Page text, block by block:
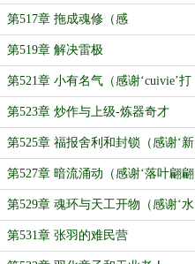
斤的膨胀王’打赏盟主）
第517章 拖成魂修（感
谢‘Geineer’打赏盟主）
第519章 解决雷极
第521章 小有名气（感谢‘cuivie’打
赏盟主）
第523章 炒作与上级-炼器奇才
（8/8）
第525章 福报舍利和封锁（感谢‘新
手村村长泰帕尔’打赏盟主）
第527章 暗流涌动（感谢‘落叶翩翩
花香满隆’打赏盟主）
第529章 魂环与天工开物（感谢‘水
过蛀牙’打赏盟主）
第531章 张羽的难民营